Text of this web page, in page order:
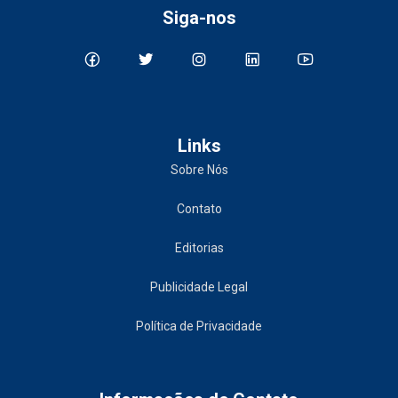
Siga-nos
Links
Sobre Nós
Contato
Editorias
Publicidade Legal
Política de Privacidade